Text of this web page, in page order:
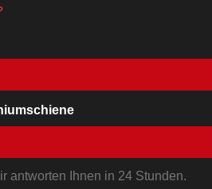
antworten Ihnen in 24 Stunden.